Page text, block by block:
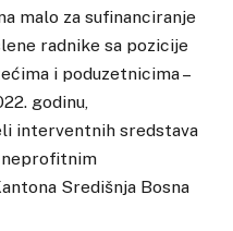
malo za sufinanciranje
radnike sa pozicije
i poduzetnicima –
godinu,
interventnih sredstava
neprofitnim
Središnja Bosna